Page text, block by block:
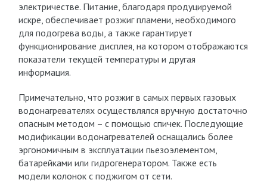
электричестве. Питание, благодаря продуцируемой
искре, обеспечивает розжиг пламени, необходимого
для подогрева воды, а также гарантирует
функционирование дисплея, на котором отображаются
показатели текущей температуры и другая
информация.
Примечательно, что розжиг в самых первых газовых
водонагревателях осуществлялся вручную достаточно
опасным методом – с помощью спичек. Последующие
модификации водонагревателей оснащались более
эргономичным в эксплуатации пьезоэлементом,
батарейками или гидрогенератором. Также есть
модели колонок с поджигом от сети.